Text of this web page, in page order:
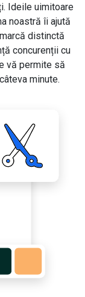
Ideile uimitoare
noastră îi ajută
distinctă
concurenții cu
vă permite să
minute.